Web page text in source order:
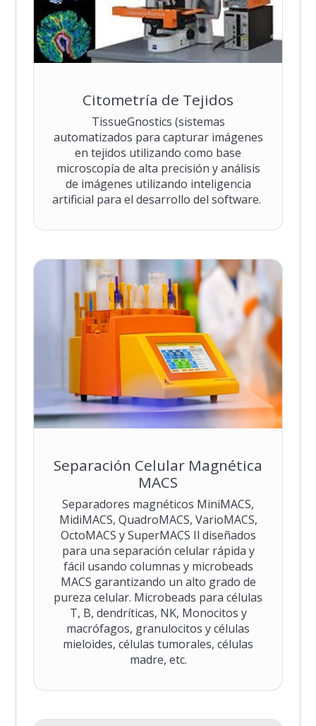
Citometría de Tejidos
TissueGnostics (sistemas
automatizados para capturar imágenes
en tejidos utilizando como base
microscopía de alta precisión y análisis
de imágenes utilizando inteligencia
artificial para el desarrollo del software.
Separación Celular Magnética
MACS
Separadores magnéticos MiniMACS,
MidiMACS, QuadroMACS, VarioMACS,
OctoMACS y SuperMACS Il diseñados
para una separación celular rápida y
fácil usando columnas y microbeads
MACS garantizando un alto grado de
pureza celular. Microbeads para células
T, B, dendríticas, NK, Monocitos y
macrófagos, granulocitos y células
mieloides, células tumorales, células
madre, etc.